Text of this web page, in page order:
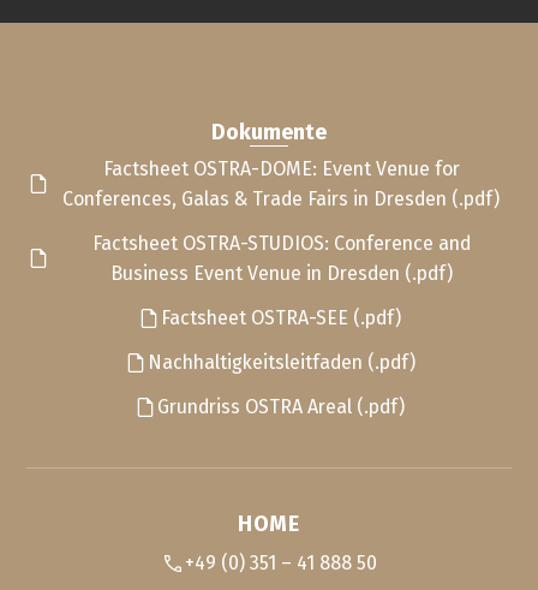
Dokumente
Factsheet OSTRA-DOME: Event Venue for
Conferences, Galas & Trade Fairs in Dresden (.pdf)
Factsheet OSTRA-STUDIOS: Conference and
Business Event Venue in Dresden (.pdf)
Factsheet OSTRA-SEE (.pdf)
Nachhaltigkeitsleitfaden (.pdf)
Grundriss OSTRA Areal (.pdf)
HOME
+49 (0) 351 – 41 888 50